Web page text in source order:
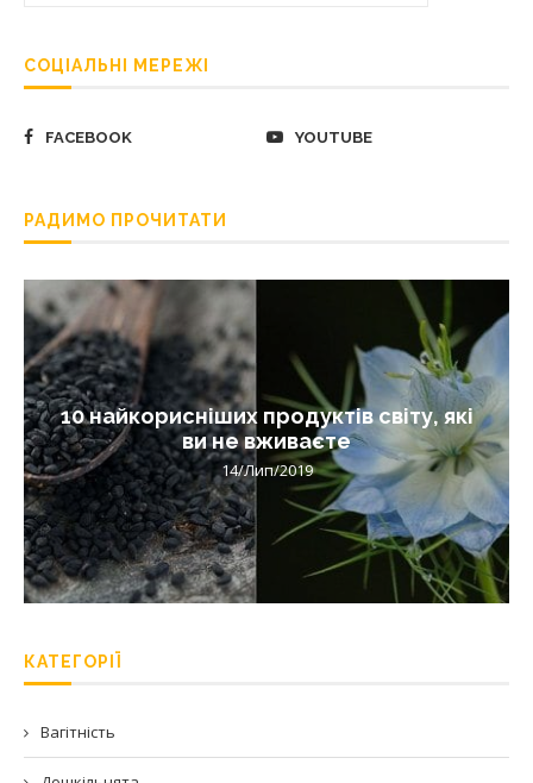
СОЦІАЛЬНІ МЕРЕЖІ
FACEBOOK YOUTUBE
РАДИМО ПРОЧИТАТИ
10 найкорисніших продуктів світу, які
ви не вживаєте
14/Лип/2019
КАТЕГОРІЇ
Вагітність